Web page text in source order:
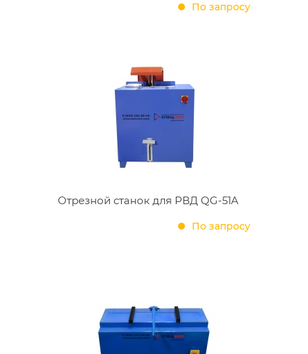
По запросу
Отрезной станок для РВД QG-51A
По запросу